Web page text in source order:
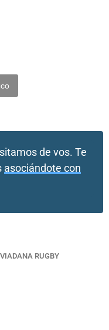
de vos. Te
asociándote con
VIADANA RUGBY